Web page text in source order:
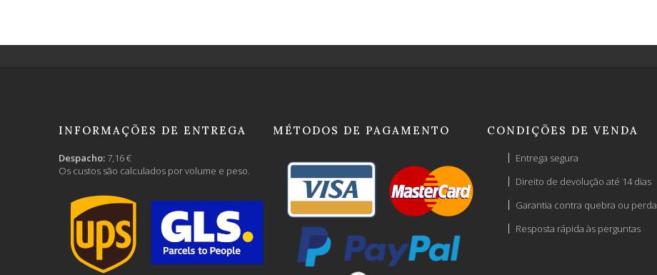
INFORMAÇÕES DE ENTREGA
Despacho: 7,16 €
Os custos são calculados por volume e peso.
MÉTODOS DE PAGAMENTO CONDIÇÕES DE VENDA
Entrega segura
Direito de devolução até 14 dias
Garantia contra quebra ou perda
Resposta rápida às perguntas